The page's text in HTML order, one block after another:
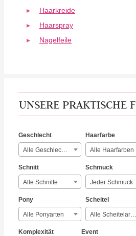
Haarkreide
Haarspray
Nagelfeile
UNSERE PRAKTISCHE
Geschlecht
Alle Geschlechter
Haarfarbe
Alle Haarfarben
Schnitt
Alle Schnitte
Schmuck
Jeder Schmuck
Pony
Alle Ponyarten
Scheitel
Alle Scheitelarten
Komplexität Event